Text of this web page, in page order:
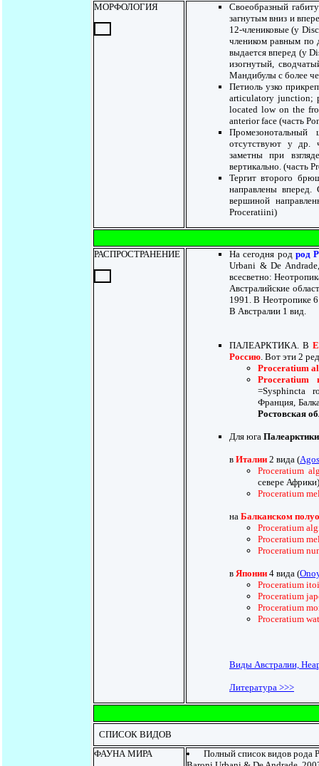
МОРФОЛОГИЯ
Своеобразный
загнутым вниз и
12-члениковые (у
члеником равным по
выдается вперед (у
изогнутый,
Мандибулы с более
Петиоль узко
articulatory junction;
located low on the
anterior face (часть
Промезонотальный
отсутствуют у др.
заметны при
вертикально. (часть
Тергит второго
направлены
вершиной
Proceratiini)
РАСПРОСТРАНЕНИЕ На сегодня род род
Urbani & De
всесветно:
Австралийские
1991. В Неотропике
В Австралии 1 вид.
ПАЛЕАРКТИКА. В
Россию . Вот эти 2
Proceratium
Proceratium
=Sysphincta
Франция,
Ростовская
Для юга Палеарктики
в Италии 2 вида (
Proceratium
севере Африки)
Proceratium
на Балканском
Proceratium
Proceratium
Proceratium
в Японии 4 вида (
Proceratium itoi
Proceratium
Proceratium
Proceratium
Виды Австралии,
Литература >>>
СПИСОК ВИДОВ
ФАУНА МИРА
Полный список видов рода